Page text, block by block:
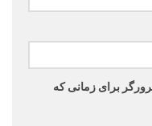
برای زمانی که